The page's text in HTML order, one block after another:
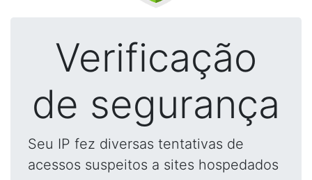
Verificação
de segurança
Seu IP fez diversas tentativas de
acessos suspeitos a sites hospedados